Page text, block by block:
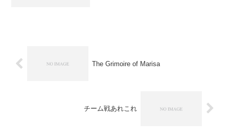
The Grimoire of Marisa
チーム戦あれこれ